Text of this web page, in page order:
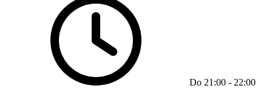
Do 21:00 - 22:00